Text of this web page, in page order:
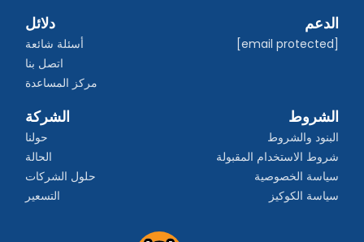
دلائل
أسئلة شائعة
اتصل بنا
مركز المساعدة
الدعم
[email protected]
الشركة
حولنا
الحالة
حلول الشركات
التسعير
الشروط
البنود والشروط
شروط الاستخدام المقبولة
سياسة الخصوصية
سياسة الكوكيز